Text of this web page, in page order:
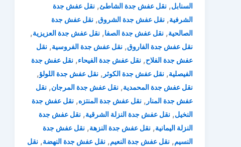
السنابل, نقل عفش جدة الشاطئ, نقل عفش جدة
الشرفية, نقل عفش جدة الشروق, نقل عفش جدة
الصالحية, نقل عفش جدة الصفا, نقل عفش جدة العزيزية,
نقل عفش جدة الفاروق, نقل عفش جدة الفروسية, نقل
عفش جدة الفلاح, نقل عفش جدة الفيحاء, نقل عفش جدة
الفيصلية, نقل عفش جدة الكوثر , نقل عفش جدة اللولؤ,
نقل عفش جدة المحمدية, نقل عفش جدة المرجان, نقل
عفش جدة المنار , نقل عفش جدة المنتزه, نقل عفش جدة
النخيل, نقل عفش جدة النزلة الشرقية, نقل عفش جدة
النزلة اليمانية, نقل عفش جدة النزهة, نقل عفش جدة
النسيم, نقل عفش جدة النعيم, نقل عفش جدة النهضة, نقل